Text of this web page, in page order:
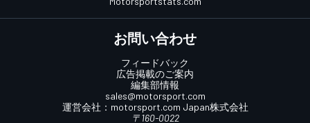
お問い合わせ
フィードバック
広告掲載のご案内
編集部情報
sales@motorsport.com
運営会社： motorsport.com Japan株式会社
〒160-0022